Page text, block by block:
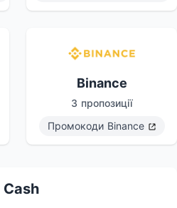
Binance
3 пропозиції
Промокоди Binance